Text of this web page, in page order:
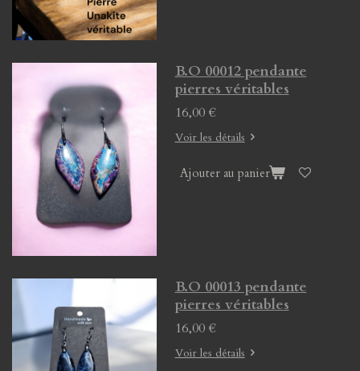
B.O 00012 pendante
pierres véritables
16,00 €
Voir les détails
Ajouter au panier
B.O 00013 pendante
pierres véritables
16,00 €
Voir les détails